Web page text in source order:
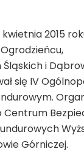
kwietnia 2015
i
się IV
Centrum
Górniczej.